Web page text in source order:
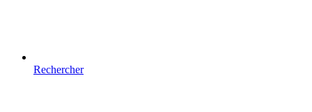
Rechercher